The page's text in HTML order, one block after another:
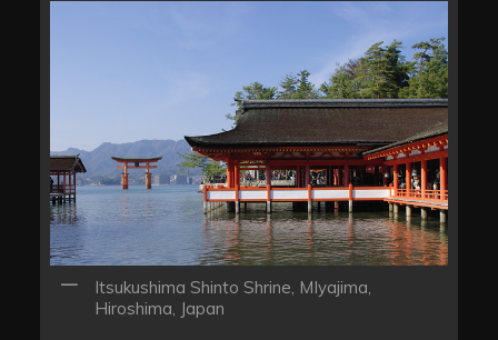
Itsukushima Shinto Shrine, MIyajima,
Hiroshima, Japan